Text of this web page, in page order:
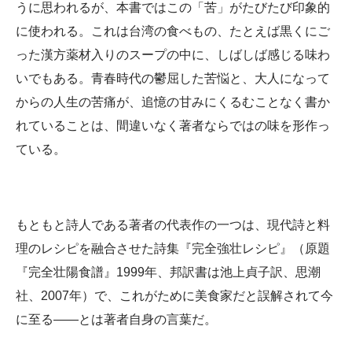
うに思われるが、本書ではこの「苦」がたびたび印象的
に使われる。これは台湾の食べもの、たとえば黒くにご
った漢方薬材入りのスープの中に、しばしば感じる味わ
いでもある。青春時代の鬱屈した苦悩と、大人になって
からの人生の苦痛が、追憶の甘みにくるむことなく書か
れていることは、間違いなく著者ならではの味を形作っ
ている。
もともと詩人である著者の代表作の一つは、現代詩と料
理のレシピを融合させた詩集『完全強壮レシピ』（原題
『完全壮陽食譜』1999年、邦訳書は池上貞子訳、思潮
社、2007年）で、これがために美食家だと誤解されて今
に至る――とは著者自身の言葉だ。